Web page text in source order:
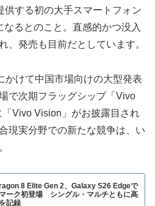
する初の大手スマートフォン
るとのこと。直感的かつ没入
、発売も目前だとしています。
かけて中国市場向けの大型発表
で次期フラッグシップ「Vivo
Vivo Vision」がお披露目され
現実分野での新たな競争は、い
8 Elite Gen 2、Galaxy S26 Edgeで
ーク初登場 シングル・マルチともに高
記録